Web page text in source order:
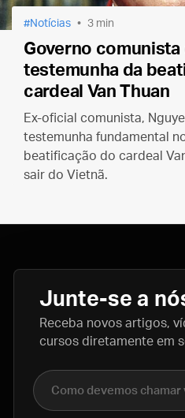
Notícias 3 min
Governo
testemunha da
cardeal Van Thuan
Ex-oficial comunista,
testemunha fundamental
beatificação do cardeal
sair do Vietnã.
Junte-se a
Receba novos artigos,
cursos diretamente em
Nome completo